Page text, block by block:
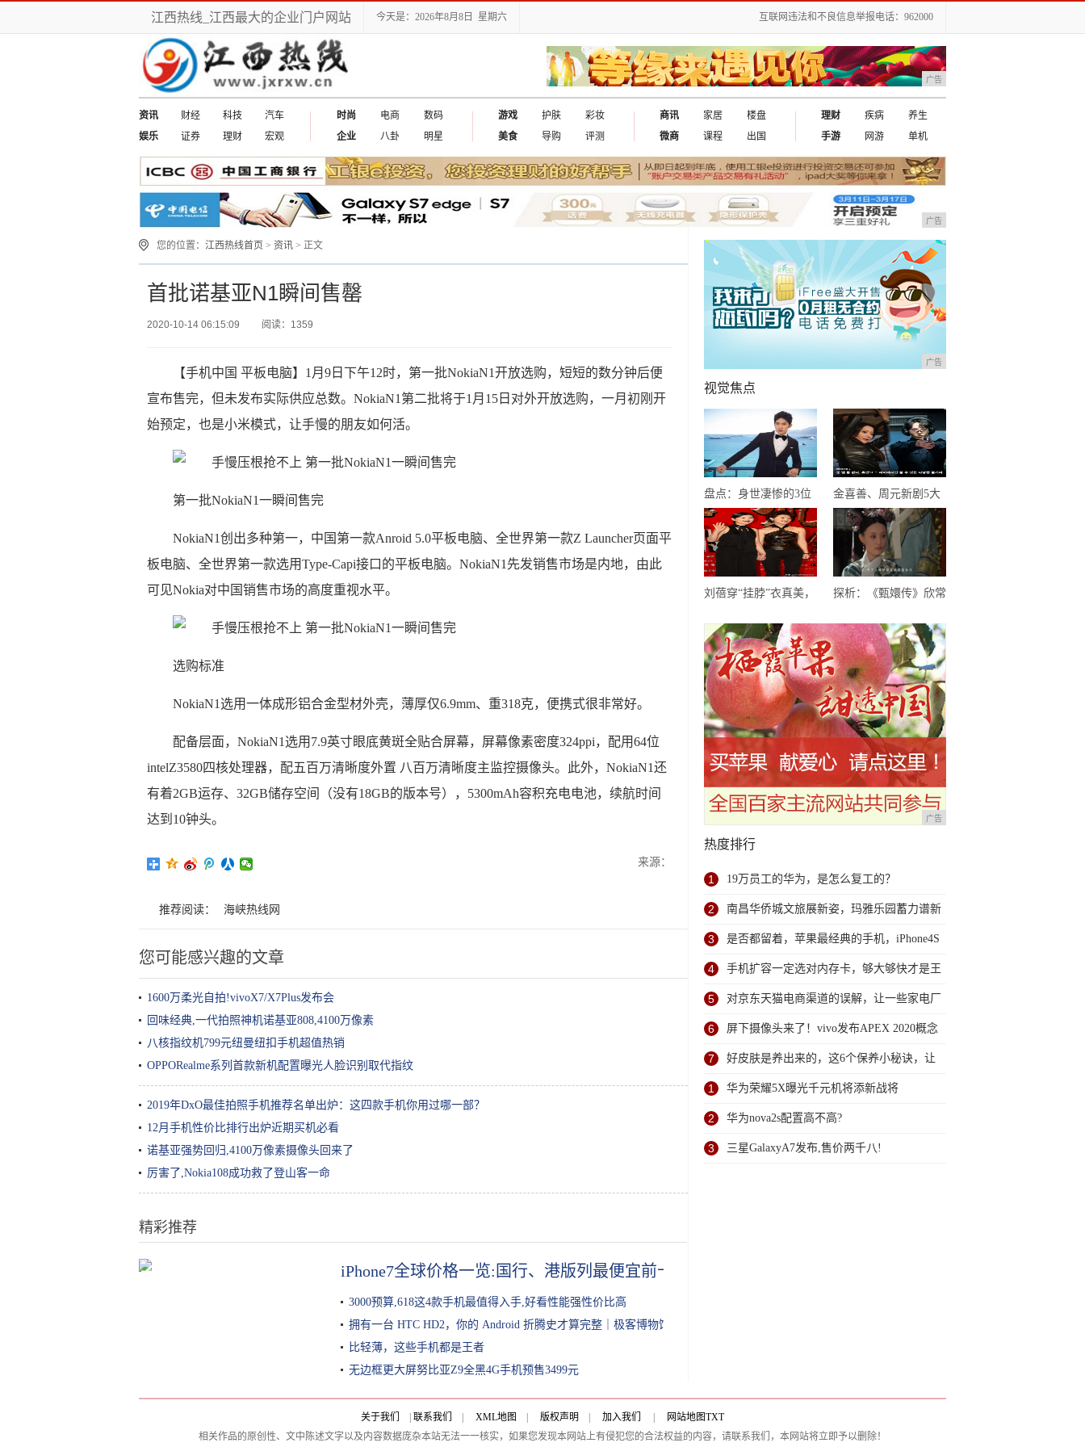
江西热线_江西最大的企业门户网站 今天是：2026年8月8日 星期六 互联网违法和不良信息举报电话：962000
广告
资讯 财经 科技
汽车
娱乐
证券 理财 宏观
时尚 电商
数码
企业
八卦 明星
游戏 护肤
彩妆
美食
导购 评测
商讯 家居
楼盘
微商
课程 出国
理财 疾病
养生
手游
网游 单机
广告
您的位置： 江西热线首页 > 资讯 > 正文
首批诺基亚N1瞬间售罄
2020-10-14 06:15:09 阅读：1359
【手机中国 平板电脑】1月9日下午12时，第一批NokiaN1开放选购，短短的数分钟后便
宣布售完，但未发布实际供应总数。NokiaN1第二批将于1月15日对外开放选购，一月初刚开
始预定，也是小米模式，让手慢的朋友如何活。
第一批NokiaN1一瞬间售完
NokiaN1创出多种第一，中国第一款Anroid 5.0平板电脑、全世界第一款Z Launcher页面平
板电脑、全世界第一款选用Type-Capi接口的平板电脑。NokiaN1先发销售市场是内地，由此
可见Nokia对中国销售市场的高度重视水平。
选购标准
NokiaN1选用一体成形铝合金型材外壳，薄厚仅6.9mm、重318克，便携式很非常好。
配备层面，NokiaN1选用7.9英寸眼底黄斑全贴合屏幕，屏幕像素密度324ppi，配用64位
intelZ3580四核处理器，配五百万清晰度外置 八百万清晰度主监控摄像头。此外，NokiaN1还
有着2GB运存、32GB储存空间（没有18GB的版本号），5300mAh容积充电电池，续航时间
达到10钟头。
来源：
推荐阅读： 海峡热线网
您可能感兴趣的文章
1600万柔光自拍!vivoX7/X7Plus发布会
回味经典,一代拍照神机诺基亚808,4100万像素
八核指纹机799元纽曼纽扣手机超值热销
OPPORealme系列首款新机配置曝光人脸识别取代指纹
2019年DxO最佳拍照手机推荐名单出炉：这四款手机你用过哪一部？
12月手机性价比排行出炉近期买机必看
诺基亚强势回归,4100万像素摄像头回来了
厉害了,Nokia108成功救了登山客一命
精彩推荐
吃海底捞时，这4种东西可以“免费”
iPhone7全球价格一览:国行、港版列最便宜前十
3000预算,618这4款手机最值得入手,好看性能强性价比高
拥有一台 HTC HD2，你的 Android 折腾史才算完整｜极客博物馆
比轻薄，这些手机都是王者
无边框更大屏努比亚Z9全黑4G手机预售3499元
广告
视觉焦点
盘点：身世凄惨的3位
80后明星，个个在逆境
中闪闪发光
金喜善、周元新剧5大
烧脑看点！被封2020最
精彩的穿越韩剧
刘蓓穿“挂脖”衣真美，
挑，一头卷毛更加迷人
探析：《甄嬛传》欣常
榜》静妃进宫多少年？
广告
热度排行
1 19万员工的华为，是怎么复工的？
2 南昌华侨城文旅展新姿，玛雅乐园蓄力谱新
篇
3 是否都留着，苹果最经典的手机，iPhone4S
黑白情侣手机
4 手机扩容一定选对内存卡，够大够快才是王
道！
5 对京东天猫电商渠道的误解，让一些家电厂
商今后2年走向死胡同
6 屏下摄像头来了！vivo发布APEX 2020概念
手机
7 好皮肤是养出来的，这6个保养小秘诀，让
你的皮肤越来越好
1 华为荣耀5X曝光千元机将添新战将
2 华为nova2s配置高不高?
3 三星GalaxyA7发布,售价两千八!
关于我们 联系我们 XML地图 版权声明 加入我们 网站地图TXT
相关作品的原创性、文中陈述文字以及内容数据庞杂本站无法一一核实，如果您发现本网站上有侵犯您的合法权益的内容，请联系我们，本网站将立即予以删除！